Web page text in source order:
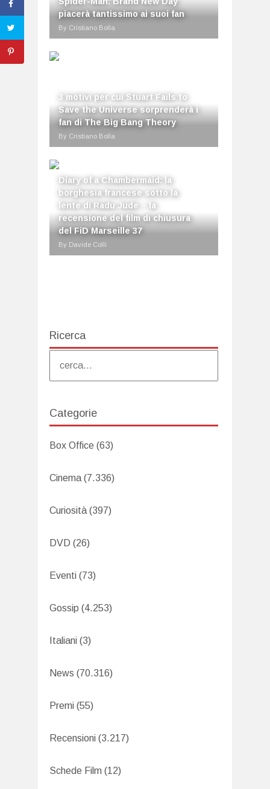
piacerà tantissimo ai suoi fan
By Cristiano Bolla
3 motivi per cui Stuart Fails to
Save the Universe sorprenderà i
fan di The Big Bang Theory
By Cristiano Bolla
Diary of a Chambermaid: la
borghesia francese sotto la
lente di Radu Jude – la
recensione del film di chiusura
del FiD Marseille 37
By Davide Colli
Ricerca
Categorie
Box Office (63)
Cinema (7.336)
Curiosità (397)
DVD (26)
Eventi (73)
Gossip (4.253)
Italiani (3)
News (70.316)
Premi (55)
Recensioni (3.217)
Schede Film (12)